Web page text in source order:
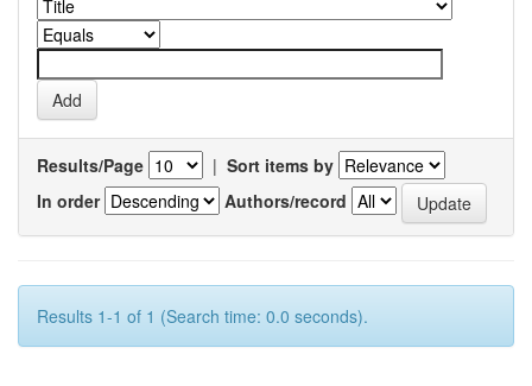
Results/Page | Sort items by
In order
Authors/record
Results 1-1 of 1 (Search time: 0.0 seconds).